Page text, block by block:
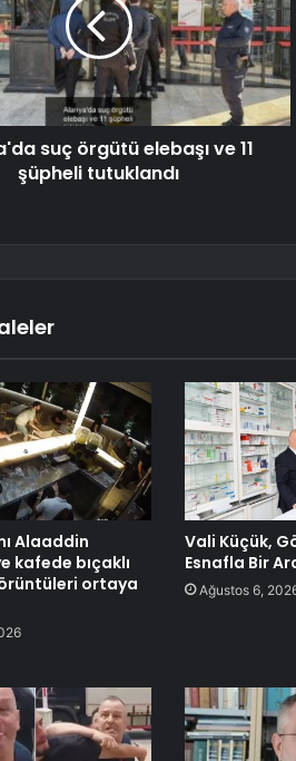
suç örgütü elebaşı ve 11
şüpheli tutuklandı
Alaaddin
kafede bıçaklı
ortaya
Vali Küçük,
Esnafla Bir
Ağustos 6,